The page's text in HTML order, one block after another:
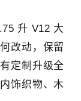
升 V12 大
改动，保留
定制升级全
饰织物、木